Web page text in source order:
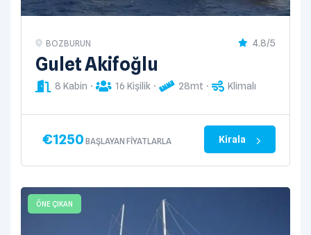
BOZBURUN 4.8/5
Gulet Akifoğlu
8 Kabin 16 Kişilik 28mt Klimalı
€1250 BAŞLAYAN FIYATLARLA Kirala
ÖNE ÇIKAN